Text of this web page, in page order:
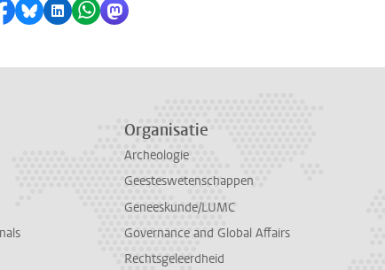
Delen op Facebook
Delen via Bluesky
Delen op LinkedIn
Delen via WhatsApp
Delen via Mastodon
Organisatie
Archeologie
Geesteswetenschappen
Geneeskunde/LUMC
Governance and Global Affairs
Rechtsgeleerdheid